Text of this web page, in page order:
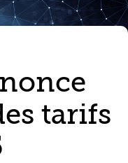
tarifs